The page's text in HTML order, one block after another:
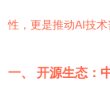
性，更是推动AI技术
一、 开源生态：